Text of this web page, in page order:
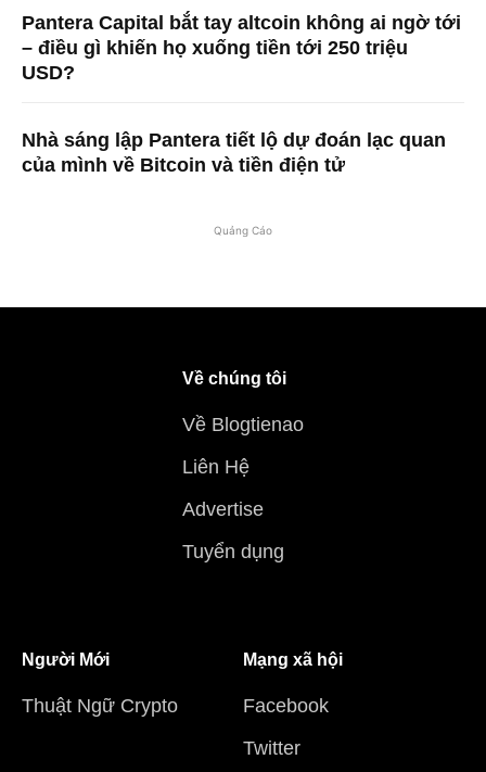
Pantera Capital bắt tay altcoin không ai ngờ tới
– điều gì khiến họ xuống tiền tới 250 triệu
USD?
Nhà sáng lập Pantera tiết lộ dự đoán lạc quan
của mình về Bitcoin và tiền điện tử
Quảng Cáo
Về chúng tôi
Về Blogtienao
Liên Hệ
Advertise
Tuyển dụng
Người Mới
Thuật Ngữ Crypto
Mạng xã hội
Facebook
Twitter